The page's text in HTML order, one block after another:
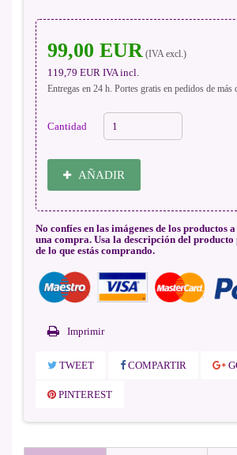
99,00 EUR (IVA excl.)
119,79 EUR IVA incl.
Entregas en 24 h. Portes gratis en pedidos de más
Cantidad
AÑADIR
No confíes en las imágenes de los productos
una compra. Usa la descripción del
de lo que estás comprando.
Imprimir
TWEET COMPARTIR
PINTEREST